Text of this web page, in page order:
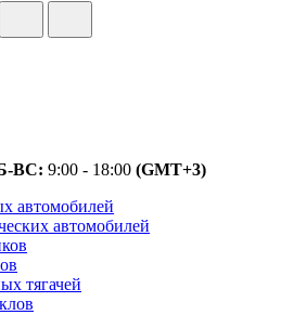
ВС: 9:00 - 18:00 (GMT+3)
автомобилей
автомобилей
тягачей